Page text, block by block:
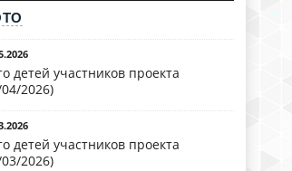
детей участников проекта
2026)
детей участников проекта
2026)